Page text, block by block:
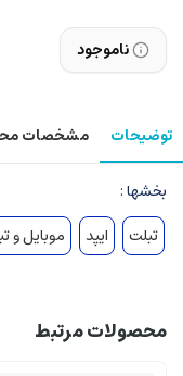
ناموجود
توضیحات مشخصات
بخشها :
تبلت
ایپد موبایل و
محصولات مرتبط